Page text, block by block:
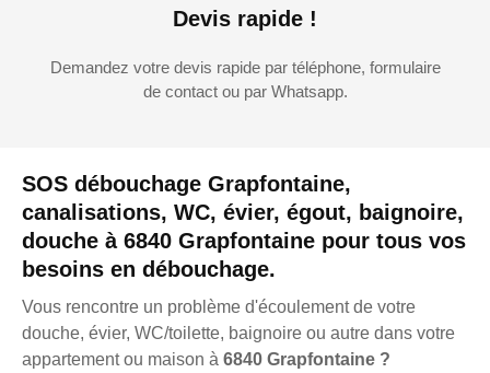
SOS débouchage Grapfontaine,
canalisations, WC, évier, égout, baignoire,
douche à 6840 Grapfontaine pour tous vos
besoins en débouchage.
Vous rencontre un problème d'écoulement de votre
douche, évier, WC/toilette, baignoire ou autre dans votre
appartement ou maison à 6840 Grapfontaine ?
Devis rapide !
Demandez votre devis rapide par téléphone, formulaire
de contact ou par Whatsapp.